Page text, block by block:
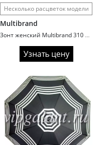
Несколько расцветок модели
Multibrand
Зонт женский Multibrand 310 перламутр
Узнать цену